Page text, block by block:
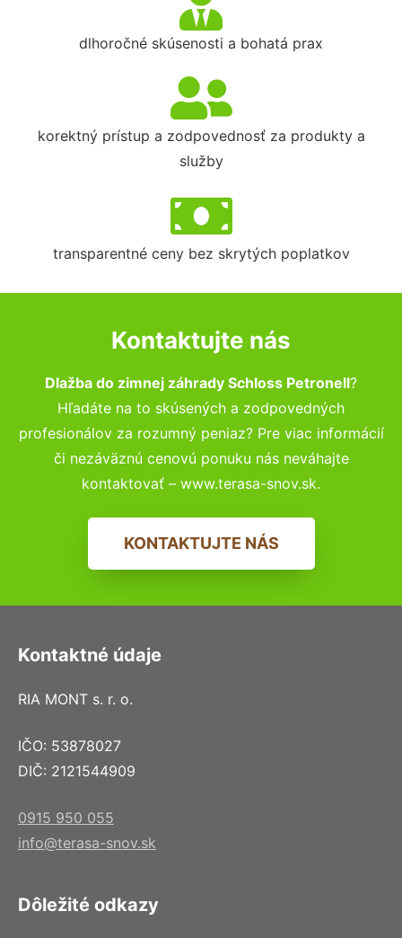
dlhoročné skúsenosti a bohatá prax
korektný prístup a zodpovednosť za produkty a
služby
transparentné ceny bez skrytých poplatkov
Kontaktujte nás
Dlažba do zimnej záhrady Schloss Petronell?
Hľadáte na to skúsených a zodpovedných
profesionálov za rozumný peniaz? Pre viac informácií
či nezáväznú cenovú ponuku nás neváhajte
kontaktovať – www.terasa-snov.sk.
KONTAKTUJTE NÁS
Kontaktné údaje
RIA MONT s. r. o.
IČO: 53878027
DIČ: 2121544909
0915 950 055
info@terasa-snov.sk
Dôležité odkazy